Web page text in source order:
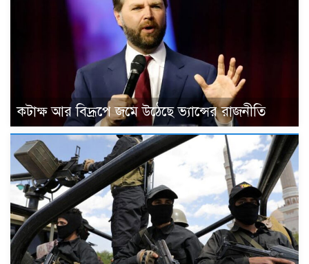
কটাক্ষ আর বিদ্রূপে জমে উঠেছে ভ্যান্সের রাজনীতি